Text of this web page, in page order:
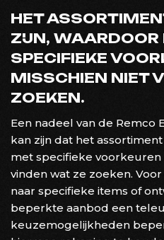
HET
ZIJN,
SPECIFIEKE
MISSCHIEN NIET
ZOEKEN.
Een nadeel van de Remco
kan zijn dat het
met specifieke
vinden wat ze zoeken.
naar specifieke items of
beperkte aanbod een
keuzemogelijkheden